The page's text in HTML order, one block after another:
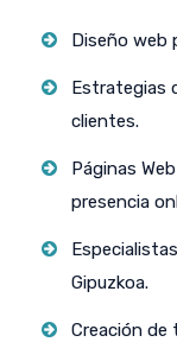
Diseño web
Estrategias
clientes.
Páginas
presencia
Gipuzkoa.
Creación de